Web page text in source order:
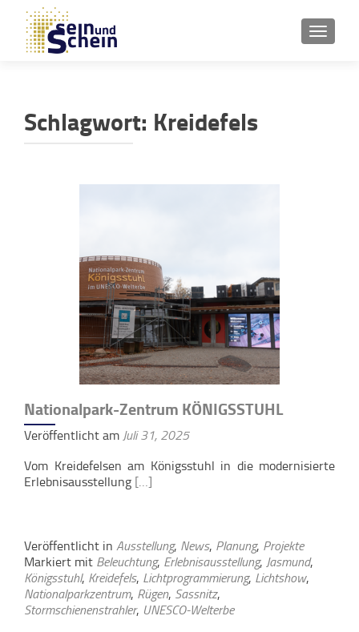
Schlagwort: Kreidefels
Nationalpark-Zentrum KÖNIGSSTUHL
Veröffentlicht am Juli 31, 2025
Vom Kreidefelsen am Königsstuhl in die modernisierte
Erlebnisausstellung […]
Veröffentlicht in Ausstellung, News, Planung, Projekte
Markiert mit Beleuchtung, Erlebnisausstellung, Jasmund,
Königsstuhl, Kreidefels, Lichtprogrammierung, Lichtshow,
Nationalparkzentrum, Rügen, Sassnitz,
Stormschienenstrahler, UNESCO-Welterbe